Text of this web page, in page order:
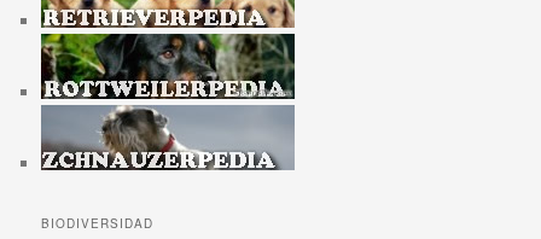
BIODIVERSIDAD